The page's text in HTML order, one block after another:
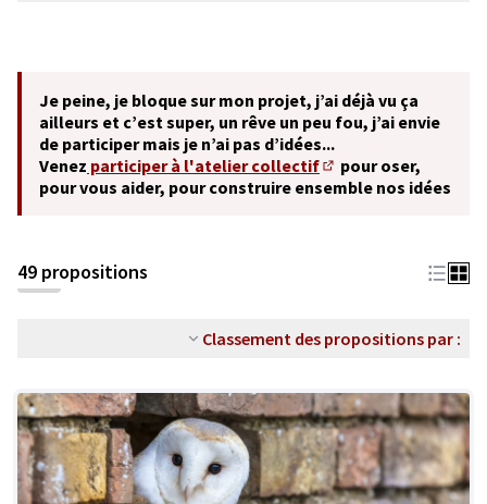
Je peine, je bloque sur mon projet, j’ai déjà vu ça
ailleurs et c’est super, un rêve un peu fou, j’ai envie
de participer mais je n’ai pas d’idées...
Venez participer à l'atelier collectif
(S'ouvre dans un
pour oser,
pour vous aider, pour construire ensemble nos idées
49 propositions
Classement des propositions par :